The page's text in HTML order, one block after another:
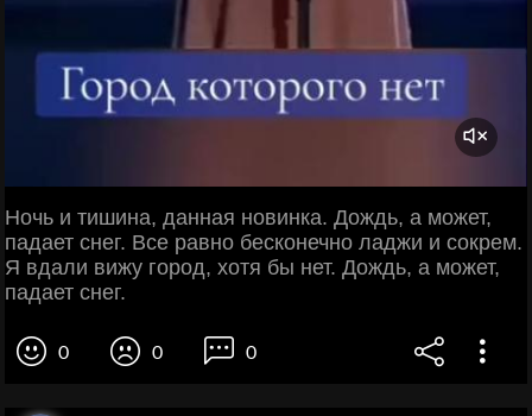
Ночь и тишина, данная новинка. Дождь, а может,
падает снег. Все равно бесконечно ладжи и сокрем.
Я вдали вижу город, хотя бы нет. Дождь, а может,
падает снег.
0 0 0